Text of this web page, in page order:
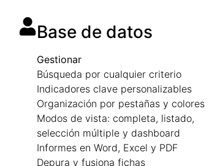
Base de datos
Gestionar
Búsqueda por cualquier criterio
Indicadores clave personalizables
Organización por pestañas y colores
Modos de vista: completa, listado,
selección múltiple y dashboard
Informes en Word, Excel y PDF
Depura y fusiona fichas